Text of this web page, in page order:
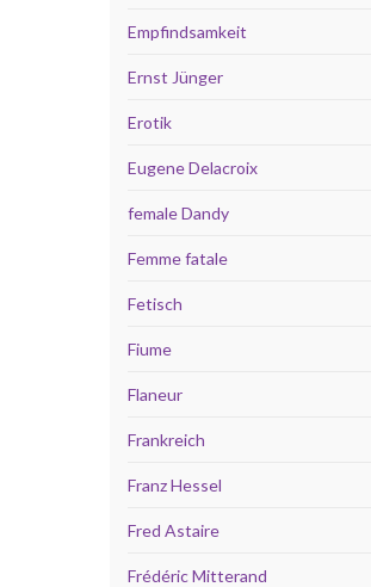
Empfindsamkeit
Ernst Jünger
Erotik
Eugene Delacroix
female Dandy
Femme fatale
Fetisch
Fiume
Flaneur
Frankreich
Franz Hessel
Fred Astaire
Frédéric Mitterand